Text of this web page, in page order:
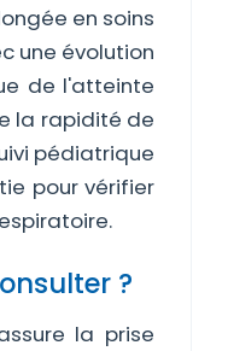
en soins
une évolution
de l'atteinte
la rapidité de
pédiatrique
pour vérifier
?
la prise